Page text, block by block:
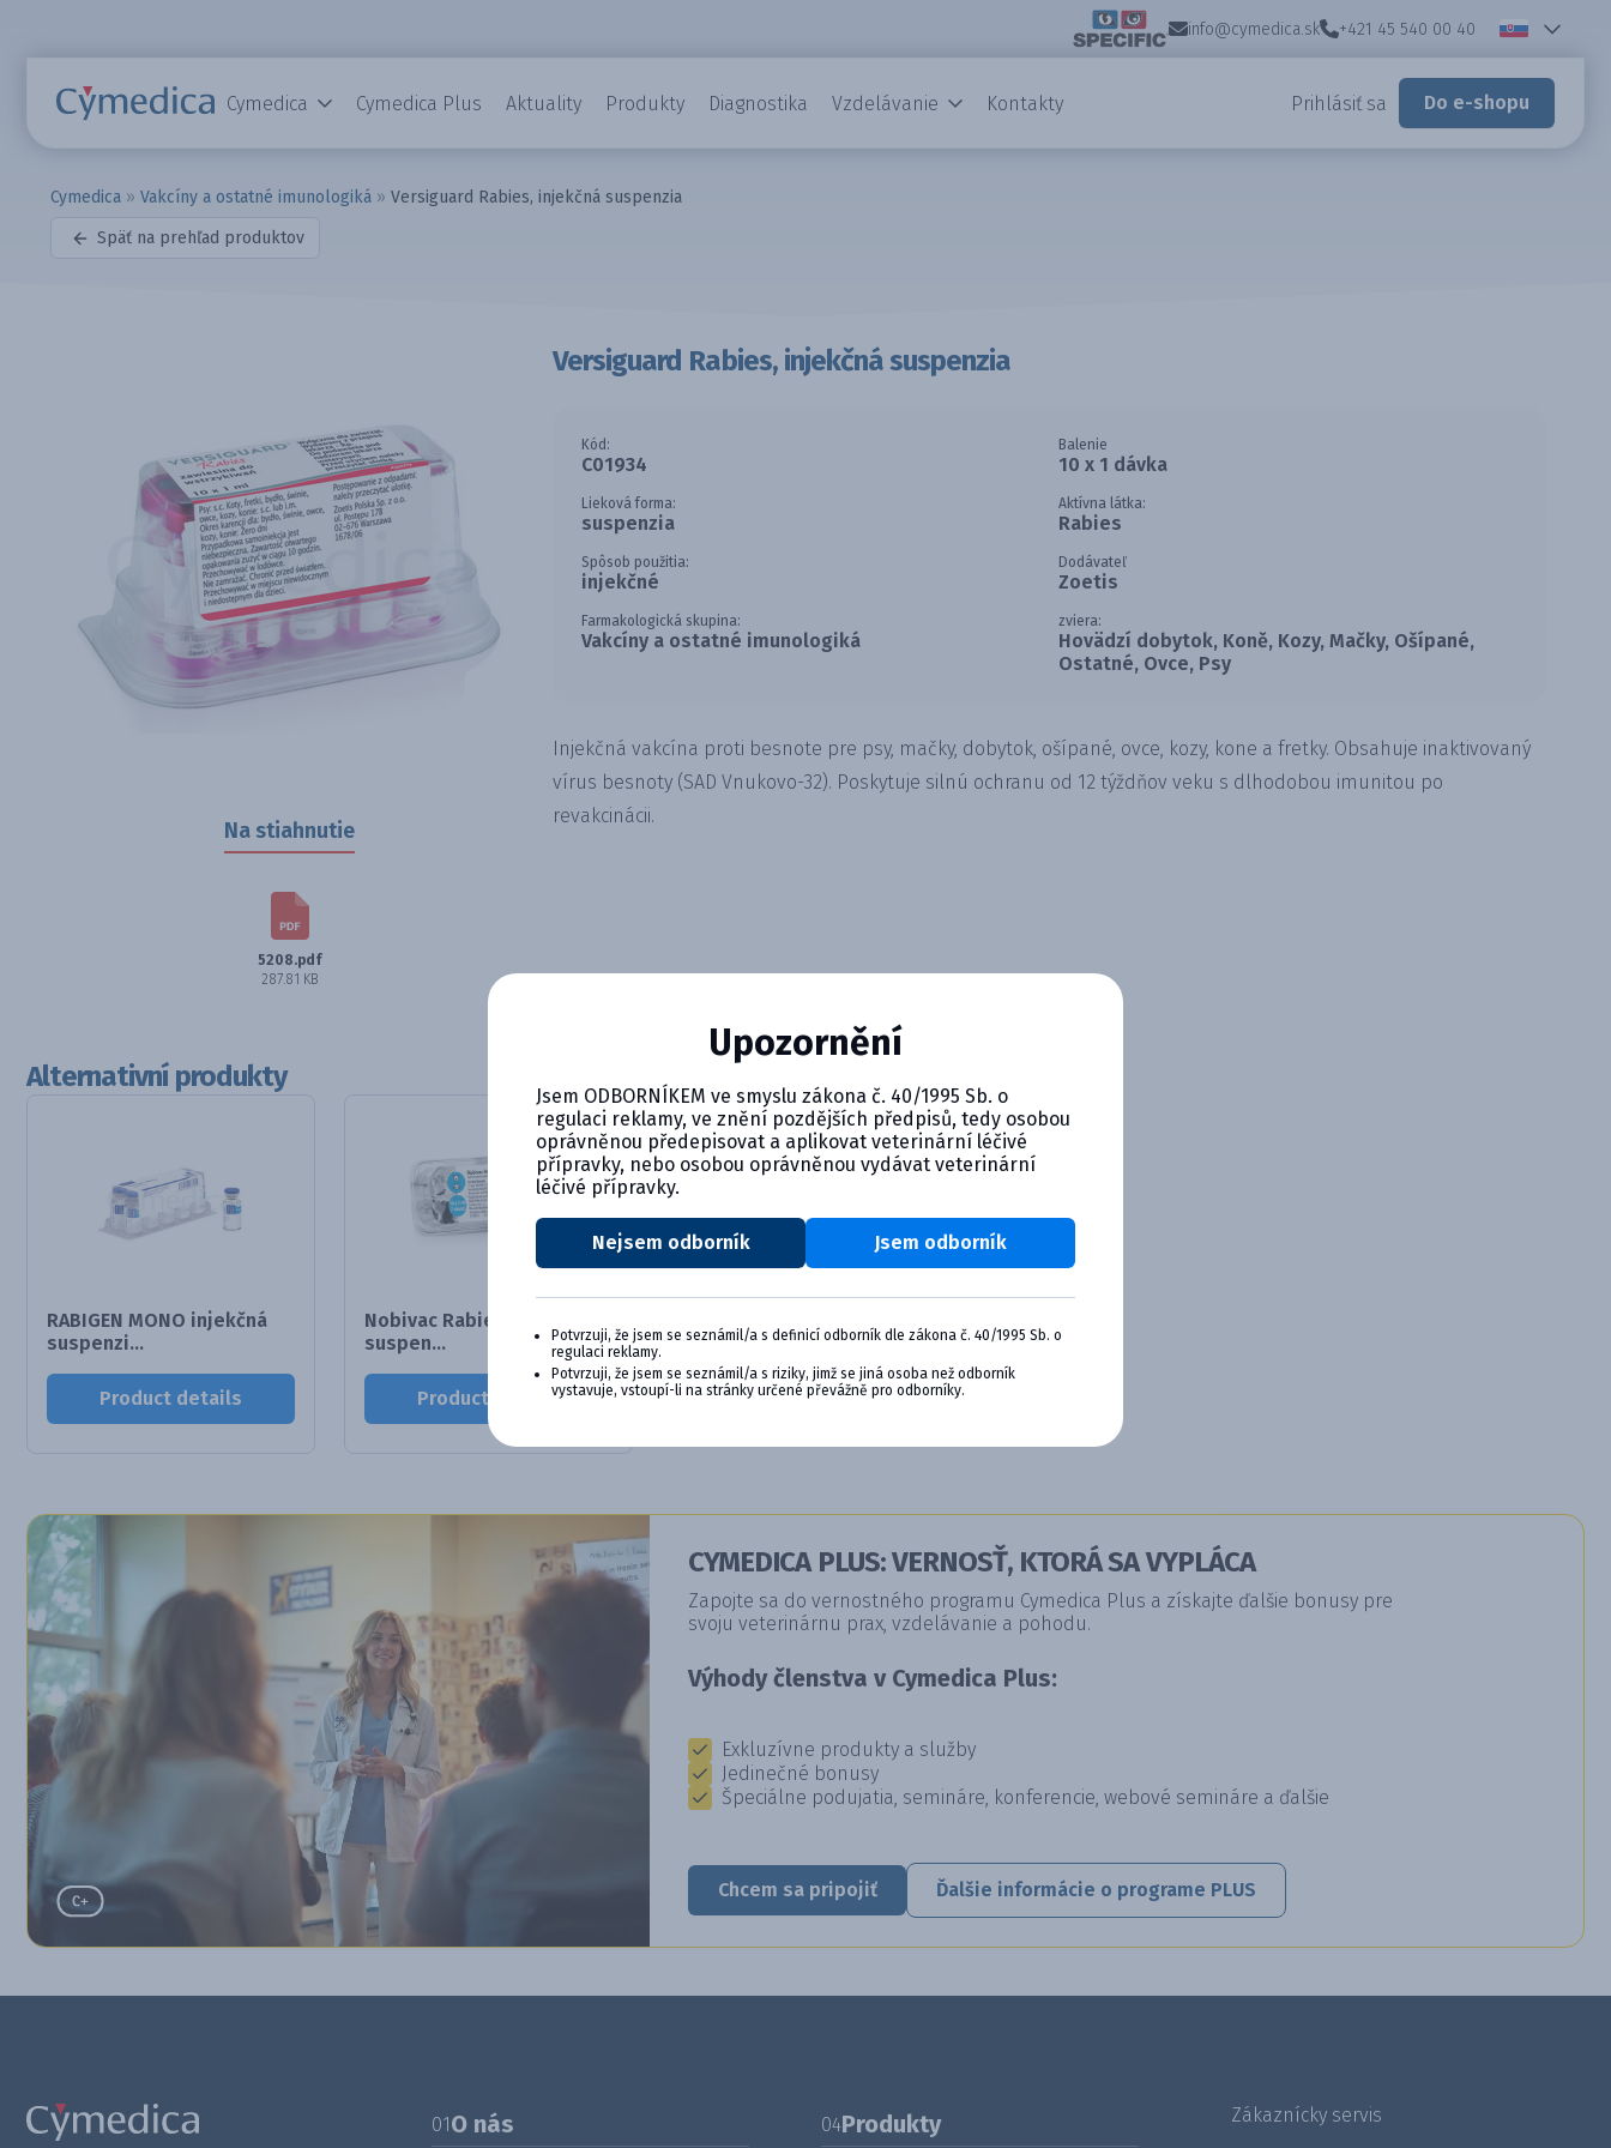
info@cymedica.sk +421 45 540 00 40
Cymedica Cymedica Plus Aktuality Produkty Diagnostika Vzdelávanie Kontakty Prihlásiť sa Do e-shopu
Cymedica » Vakcíny a ostatné imunologiká » Versiguard Rabies, injekčná suspenzia
Späť na prehľad produktov
Na stiahnutie
5208.pdf
287.81 KB
Versiguard Rabies, injekčná suspenzia
Kód:
C01934
Balenie
10 x 1 dávka
Lieková forma:
suspenzia
Aktívna látka:
Rabies
Spôsob použitia:
injekčné
Dodávateľ
Zoetis
Farmakologická skupina:
Vakcíny a ostatné imunologiká
zviera:
Hovädzí dobytok, Koně, Kozy, Mačky, Ošípané,
Ostatné, Ovce, Psy
Injekčná vakcína proti besnote pre psy, mačky, dobytok, ošípané, ovce, kozy, kone a fretky. Obsahuje inaktivovaný
vírus besnoty (SAD Vnukovo-32). Poskytuje silnú ochranu od 12 týždňov veku s dlhodobou imunitou po
revakcinácii.
Alternativní produkty
RABIGEN MONO injekčná
suspenzi...
Product details
Nobivac Rabies injekčná
suspen...
Product details
CYMEDICA PLUS: VERNOSŤ, KTORÁ SA VYPLÁCA
Zapojte sa do vernostného programu Cymedica Plus a získajte ďalšie bonusy pre
svoju veterinárnu prax, vzdelávanie a pohodu.
Výhody členstva v Cymedica Plus:
Exkluzívne produkty a služby
Jedinečné bonusy
Špeciálne podujatia, semináre, konferencie, webové semináre a ďalšie
Chcem sa pripojiť Ďalšie informácie o programe PLUS
01O nás 04Produkty Zákaznícky servis
Upozornění
Jsem ODBORNÍKEM ve smyslu zákona č. 40/1995 Sb. o
regulaci reklamy, ve znění pozdějších předpisů, tedy osobou
oprávněnou předepisovat a aplikovat veterinární léčivé
přípravky, nebo osobou oprávněnou vydávat veterinární
léčivé přípravky.
Nejsem odborník Jsem odborník
Potvrzuji, že jsem se seznámil/a s definicí odborník dle zákona č. 40/1995 Sb. o
regulaci reklamy.
Potvrzuji, že jsem se seznámil/a s riziky, jimž se jiná osoba než odborník
vystavuje, vstoupí-li na stránky určené převážně pro odborníky.